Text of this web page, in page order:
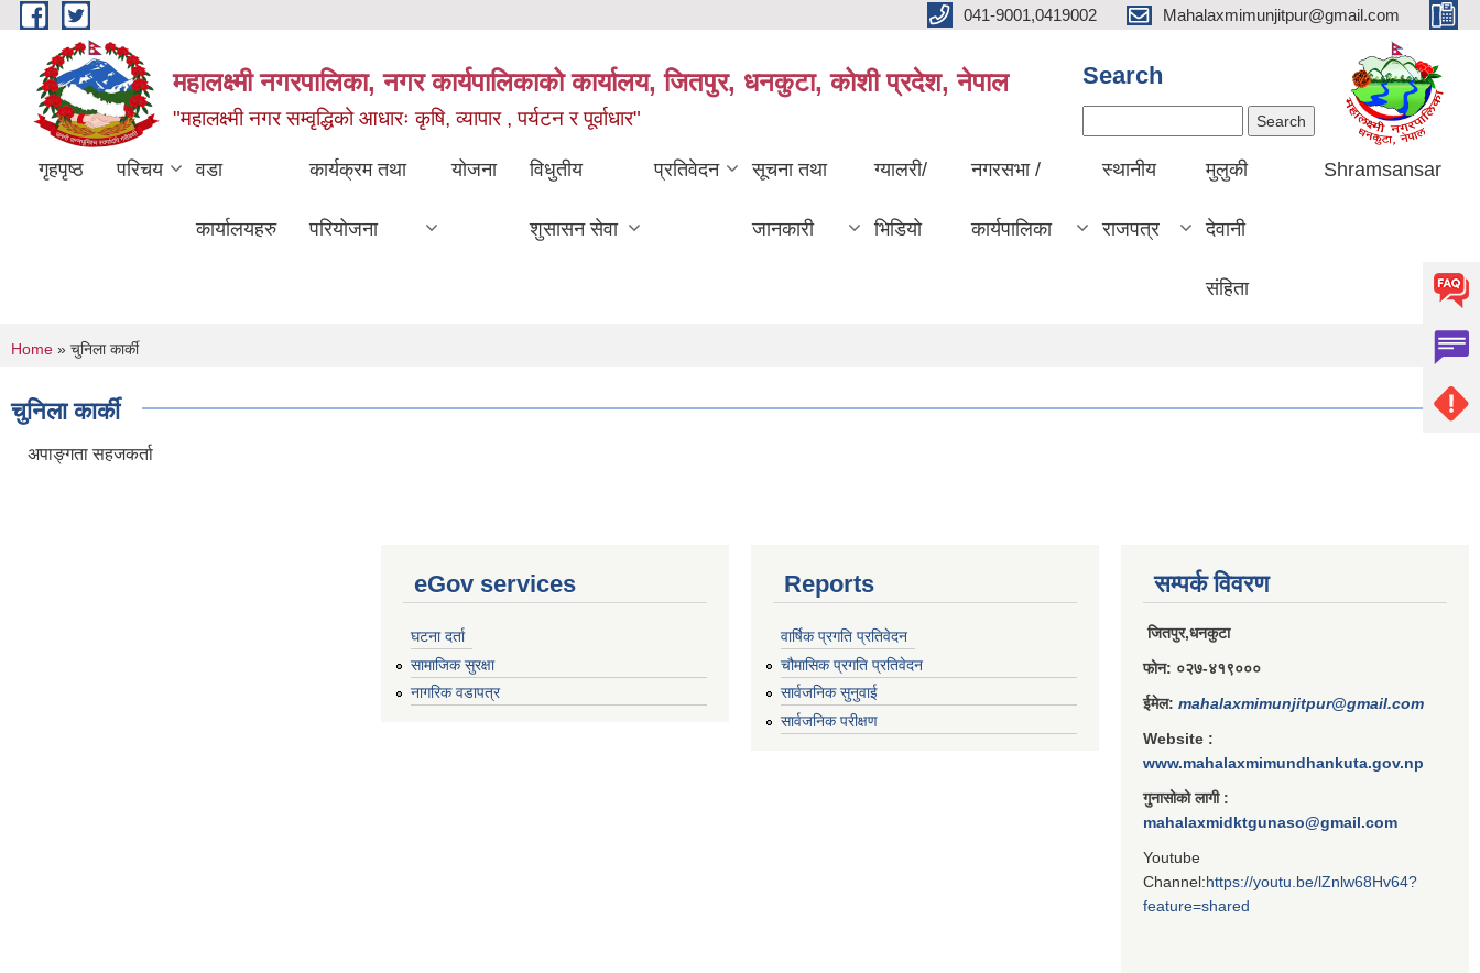
Skip to main content 041-9001,0419002 Mahalaxmimunjitpur@gmail.com
महालक्ष्मी नगरपालिका, नगर कार्यपालिकाको कार्यालय, जितपुर, धनकुटा, कोशी प्रदेश, नेपाल
"महालक्ष्मी नगर सम्वृद्धिको आधारः कृषि, व्यापार , पर्यटन र पूर्वाधार"
Search
गृहपृष्ठ परिचय वडा
कार्यालयहरु
कार्यक्रम तथा
परियोजना
योजना विधुतीय
शुसासन सेवा
प्रतिवेदन सूचना तथा
जानकारी
ग्यालरी/
भिडियो
नगरसभा /
कार्यपालिका
स्थानीय
राजपत्र
मुलुकी
देवानी
संहिता
Shramsansar
You are here
Home » चुनिला कार्की
चुनिला कार्की
अपाङ्गता सहजकर्ता
eGov services
घटना दर्ता
सामाजिक सुरक्षा
नागरिक वडापत्र
Reports
वार्षिक प्रगति प्रतिवेदन
चौमासिक प्रगति प्रतिवेदन
सार्वजनिक सुनुवाई
सार्वजनिक परीक्षण
सम्पर्क विवरण
जितपुर,धनकुटा
फोन: ०२७-४१९०००
ईमेल: mahalaxmimunjitpur@gmail.com
Website :
www.mahalaxmimundhankuta.gov.np
गुनासोको लागी :
mahalaxmidktgunaso@gmail.com
Youtube
Channel:https://youtu.be/lZnlw68Hv64?
feature=shared